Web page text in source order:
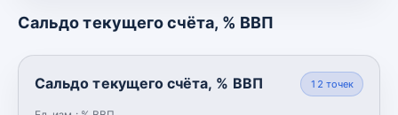
Сальдо текущего счёта, % ВВП
Сальдо текущего счёта, % ВВП 12 точек